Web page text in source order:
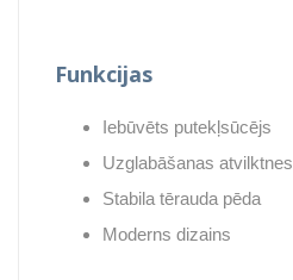
Funkcijas
Iebūvēts putekļsūcējs
Uzglabāšanas atvilktnes
Stabila tērauda pēda
Moderns dizains